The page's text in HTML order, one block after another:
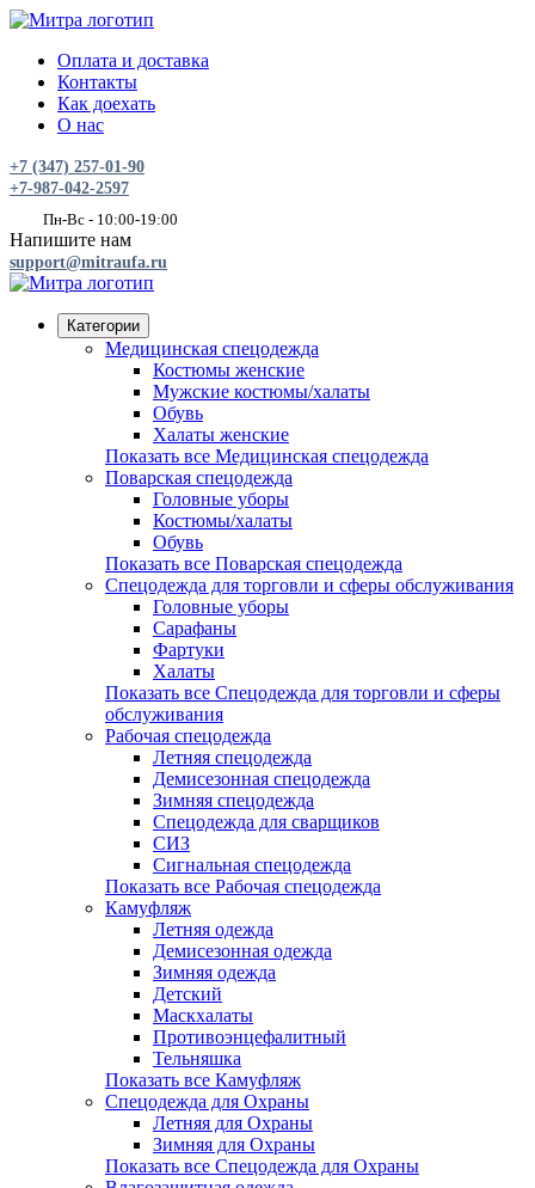
Оплата и доставка
Контакты
Как доехать
О нас
+7 (347) 257-01-90
+7-987-042-2597
Пн-Вс - 10:00-19:00
Напишите нам
support@mitraufa.ru
Категории
Медицинская спецодежда
Костюмы женские
Мужские костюмы/халаты
Обувь
Халаты женские
Показать все Медицинская спецодежда
Поварская спецодежда
Головные уборы
Костюмы/халаты
Обувь
Показать все Поварская спецодежда
Спецодежда для торговли и сферы обслуживания
Головные уборы
Сарафаны
Фартуки
Халаты
Показать все Спецодежда для торговли и сферы
обслуживания
Рабочая спецодежда
Летняя спецодежда
Демисезонная спецодежда
Зимняя спецодежда
Спецодежда для сварщиков
СИЗ
Сигнальная спецодежда
Показать все Рабочая спецодежда
Камуфляж
Летняя одежда
Демисезонная одежда
Зимняя одежда
Детский
Маскхалаты
Противоэнцефалитный
Тельняшка
Показать все Камуфляж
Спецодежда для Охраны
Летняя для Охраны
Зимняя для Охраны
Показать все Спецодежда для Охраны